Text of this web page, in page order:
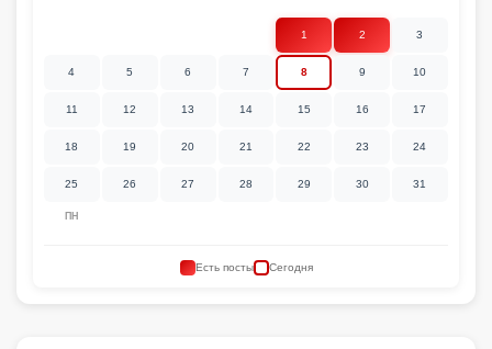
ПН
1 2 3
4 5 6 7 8 9 10
11 12 13 14 15 16 17
18 19 20 21 22 23 24
25 26 27 28 29 30 31
Есть посты Сегодня